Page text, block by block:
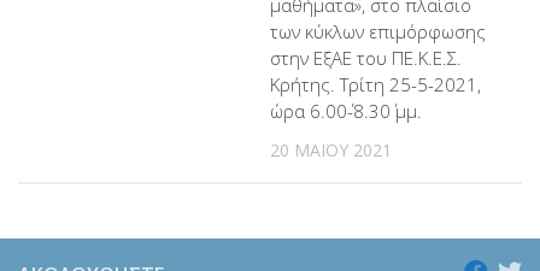
των κύκλων επιμόρφωσης
στην ΕξΑΕ του ΠΕ.Κ.Ε.Σ.
Κρήτης. Τρίτη 25-5-2021,
ώρα 6.00΄-8.30΄ μμ.
20 ΜΑΪ́ΟΥ 2021